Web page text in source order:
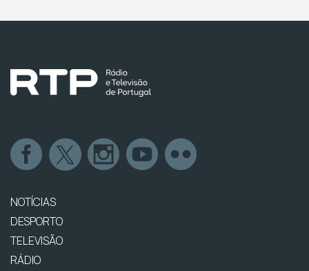
NOTÍCIAS
DESPORTO
TELEVISÃO
RÁDIO